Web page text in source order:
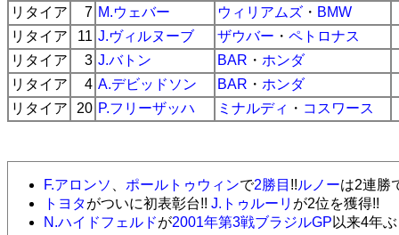
リタイア
7 M.ウェバー ウィリアムズ ・ BMW
リタイア
11 J.ヴィルヌーブ ザウバー ・ ペトロナス
リタイア
3 J.バトン BAR ・ ホンダ
リタイア
4 A.デビッドソン BAR ・ ホンダ
リタイア
20 P.フリーザッハ ミナルディ ・ コスワース
F.アロンソ ポールトゥウィンで2勝目 !!ルノーは2連勝
トヨタがついに初表彰台!! J.トゥルーリ が2位を獲得!!
N.ハイドフェルドが2001年第3戦ブラジルGP 以来4年